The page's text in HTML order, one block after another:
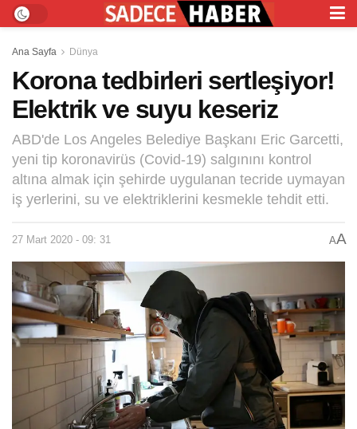
Ana Sayfa Dünya
Korona tedbirleri sertleşiyor!
Elektrik ve suyu keseriz
ABD'de Los Angeles Belediye Başkanı Eric Garcetti,
yeni tip koronavirüs (Covid-19) salgınını kontrol
altına almak için şehirde uygulanan tecride uymayan
iş yerlerini, su ve elektriklerini kesmekle tehdit etti.
27 Mart 2020 - 09: 31 AA